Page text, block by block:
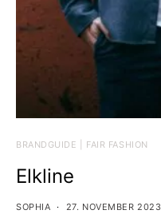
BRANDGUIDE | FAIR FASHION
Elkline
SOPHIA 27. NOVEMBER 2023